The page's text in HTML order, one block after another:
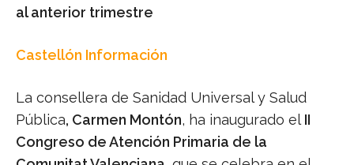
al anterior trimestre
Castellón Información
La consellera de Sanidad Universal y Salud
Pública, Carmen Montón, ha inaugurado el II
Congreso de Atención Primaria de la